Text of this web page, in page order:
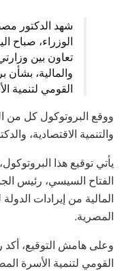
شهد الدكتور
الوزراء، صباح
تعاون بين
والمالية، بشأن
القومي لتنمية
ووقع البروتوكول كل من
والتنمية الاقتصادية،
يأتي توقيع هذا
الفتاح السيسي، رئيس
المالية من إيرادات
المصرية.
وعلى هامش التوقيع،
القومي لتنمية الأسرة